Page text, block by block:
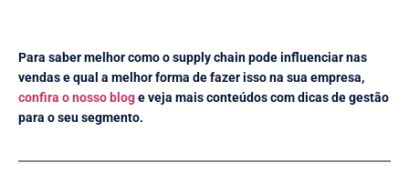
Para saber melhor como o supply chain pode influenciar nas
vendas e qual a melhor forma de fazer isso na sua empresa,
confira o nosso bloge veja mais conteúdos com dicas de gestão
para o seu segmento.